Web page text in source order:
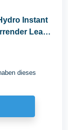
Instant
Leave
dieses